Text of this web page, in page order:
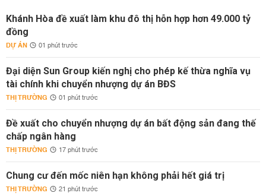
Khánh Hòa đề xuất làm khu đô thị hỗn hợp hơn 49.000 tỷ
đồng
DỰ ÁN 01 phút trước
Đại diện Sun Group kiến nghị cho phép kế thừa nghĩa vụ
tài chính khi chuyển nhượng dự án BĐS
THỊ TRƯỜNG 01 phút trước
Đề xuất cho chuyển nhượng dự án bất động sản đang thế
chấp ngân hàng
THỊ TRƯỜNG 17 phút trước
Chung cư đến mốc niên hạn không phải hết giá trị
THỊ TRƯỜNG 21 phút trước